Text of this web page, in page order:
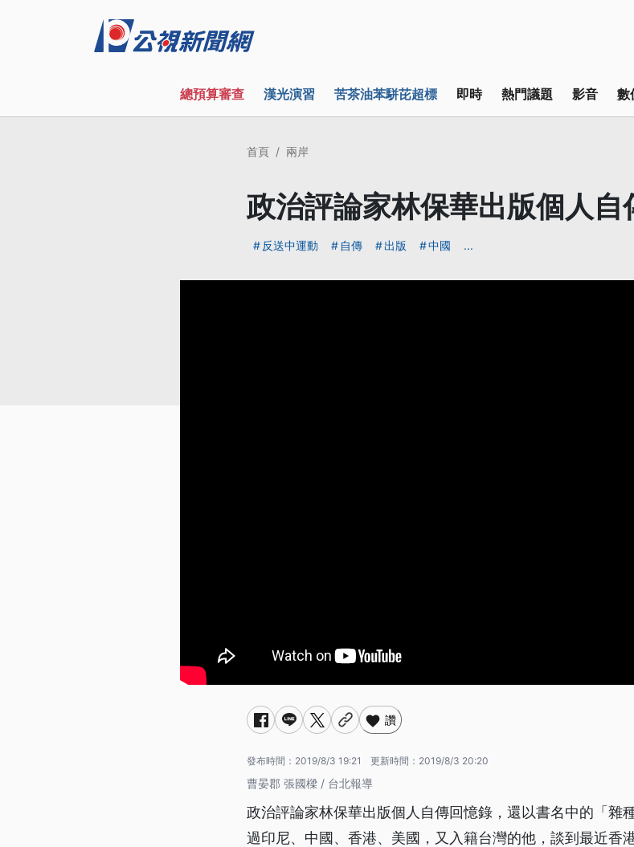
總預算審查 漢光演習 苦茶油苯駢芘超標 即時 熱門議題 影音 數
首頁 兩岸
政治評論家林保華出版個人自
反送中運動 自傳 出版 中國 ...
讚
發布時間： 2019/8/3 19:21 更新時間： 2019/8/3 20:20
曹晏郡 張國樑 / 台北報導
政治評論家林保華出版個人自傳回憶錄，還以書名中的「雜
過印尼、中國、香港、美國，又入籍台灣的他，談到最近香